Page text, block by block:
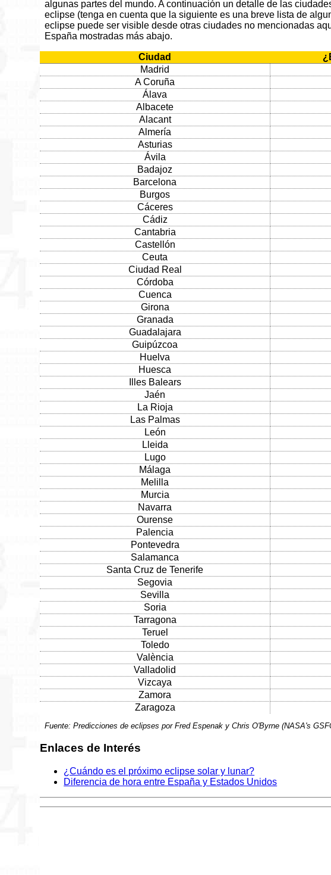
algunas partes del mundo. A continuación un detalle de las
eclipse (tenga en cuenta que la siguiente es una breve lista de
eclipse puede ser visible desde otras ciudades no mencionadas
España mostradas más abajo.
Ciudad
Madrid
A Coruña
Álava
Albacete
Alacant
Almería
Asturias
Ávila
Badajoz
Barcelona
Burgos
Cáceres
Cádiz
Cantabria
Castellón
Ceuta
Ciudad Real
Córdoba
Cuenca
Girona
Granada
Guadalajara
Guipúzcoa
Huelva
Huesca
Illes Balears
Jaén
La Rioja
Las Palmas
León
Lleida
Lugo
Málaga
Melilla
Murcia
Navarra
Ourense
Palencia
Pontevedra
Salamanca
Santa Cruz de Tenerife
Segovia
Sevilla
Soria
Tarragona
Teruel
Toledo
València
Valladolid
Vizcaya
Zamora
Zaragoza
Fuente: Predicciones de eclipses por Fred Espenak y Chris O'Byrne (NASA's
Enlaces de Interés
¿Cuándo es el próximo eclipse solar y lunar?
Diferencia de hora entre España y Estados Unidos